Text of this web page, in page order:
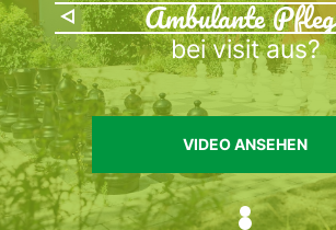
Ambulante
bei visit aus?
VIDEO ANSEHEN